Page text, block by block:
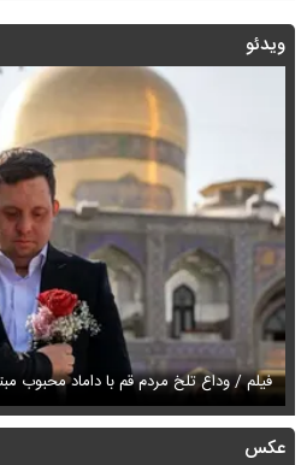
ویدئو
فیلم / وداع تلخ مردم قم با داماد محبوب
عکس